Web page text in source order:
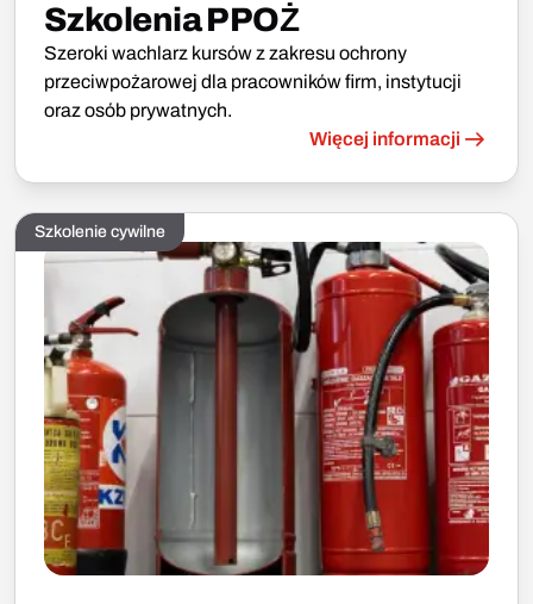
Szkolenia PPOŻ
Szeroki wachlarz kursów z zakresu ochrony
przeciwpożarowej dla pracowników firm, instytucji
oraz osób prywatnych.
Więcej informacji
Szkolenie cywilne